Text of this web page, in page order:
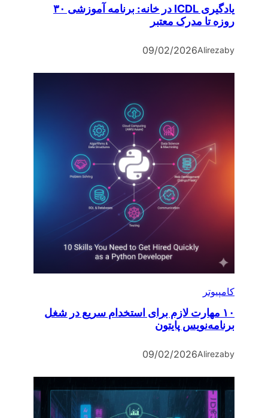
یادگیری ICDL در خانه: برنامه آموزشی ۳۰
روزه تا مدرک معتبر
by
Alireza
09/02/2026
کامپیوتر
۱۰ مهارت لازم برای استخدام سریع در شغل
برنامه‌نویس پایتون
by
Alireza
09/02/2026